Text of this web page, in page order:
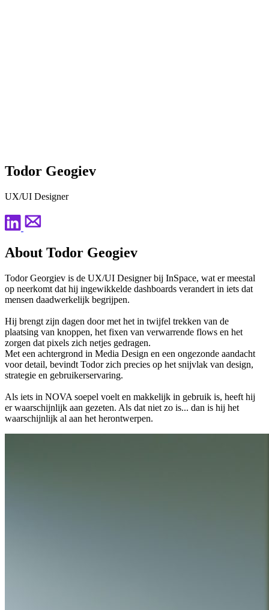
Todor Geogiev
UX/UI Designer
About Todor Geogiev
Todor Georgiev is de UX/UI Designer bij InSpace, wat er meestal
op neerkomt dat hij ingewikkelde dashboards verandert in iets dat
mensen daadwerkelijk begrijpen.
Hij brengt zijn dagen door met het in twijfel trekken van de
plaatsing van knoppen, het fixen van verwarrende flows en het
zorgen dat pixels zich netjes gedragen.
Met een achtergrond in Media Design en een ongezonde aandacht
voor detail, bevindt Todor zich precies op het snijvlak van design,
strategie en gebruikerservaring.
Als iets in NOVA soepel voelt en makkelijk in gebruik is, heeft hij
er waarschijnlijk aan gezeten. Als dat niet zo is... dan is hij het
waarschijnlijk al aan het herontwerpen.